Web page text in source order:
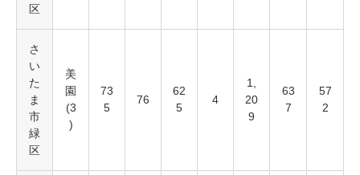
区
さ
い
た
ま
市
緑
区
美
園
(3
)
73
5
76
62
5
4
1,
20
9
63
7
57
2